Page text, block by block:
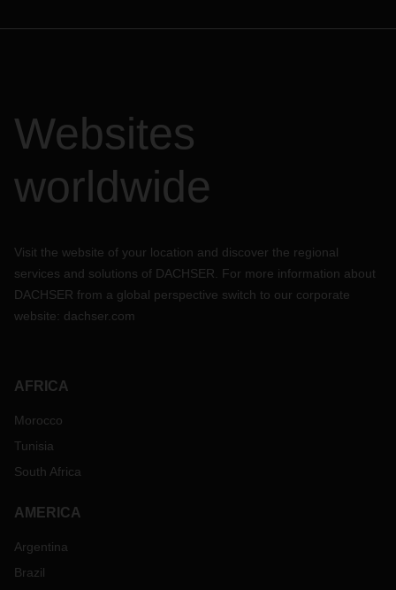
Websites
worldwide
Visit the website of your location and discover the regional
services and solutions of DACHSER. For more information about
DACHSER from a global perspective switch to our corporate
website: dachser.com
AFRICA
Morocco
Tunisia
South Africa
AMERICA
Argentina
Brazil